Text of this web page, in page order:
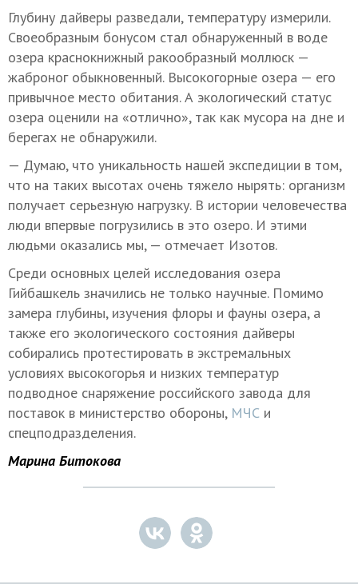
Глубину дайверы разведали, температуру измерили.
Своеобразным бонусом стал обнаруженный в воде
озера краснокнижный ракообразный моллюск —
жаброног обыкновенный. Высокогорные озера — его
привычное место обитания. А экологический статус
озера оценили на «отлично», так как мусора на дне и
берегах не обнаружили.
— Думаю, что уникальность нашей экспедиции в том,
что на таких высотах очень тяжело нырять: организм
получает серьезную нагрузку. В истории человечества
люди впервые погрузились в это озеро. И этими
людьми оказались мы, — отмечает Изотов.
Среди основных целей исследования озера
Гийбашкель значились не только научные. Помимо
замера глубины, изучения флоры и фауны озера, а
также его экологического состояния дайверы
собирались протестировать в экстремальных
условиях высокогорья и низких температур
подводное снаряжение российского завода для
поставок в министерство обороны, МЧС и
спецподразделения.
Марина Битокова